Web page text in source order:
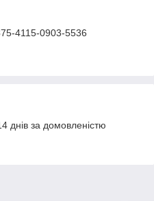
4115-0903-5536
днів за домовленістю